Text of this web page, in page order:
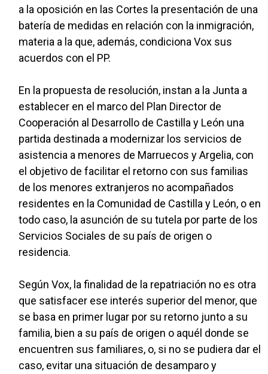
a la oposición en las Cortes la presentación de una
batería de medidas en relación con la inmigración,
materia a la que, además, condiciona Vox sus
acuerdos con el PP.
En la propuesta de resolución, instan a la Junta a
establecer en el marco del Plan Director de
Cooperación al Desarrollo de Castilla y León una
partida destinada a modernizar los servicios de
asistencia a menores de Marruecos y Argelia, con
el objetivo de facilitar el retorno con sus familias
de los menores extranjeros no acompañados
residentes en la Comunidad de Castilla y León, o en
todo caso, la asunción de su tutela por parte de los
Servicios Sociales de su país de origen o
residencia.
Según Vox, la finalidad de la repatriación no es otra
que satisfacer ese interés superior del menor, que
se basa en primer lugar por su retorno junto a su
familia, bien a su país de origen o aquél donde se
encuentren sus familiares, o, si no se pudiera dar el
caso, evitar una situación de desamparo y